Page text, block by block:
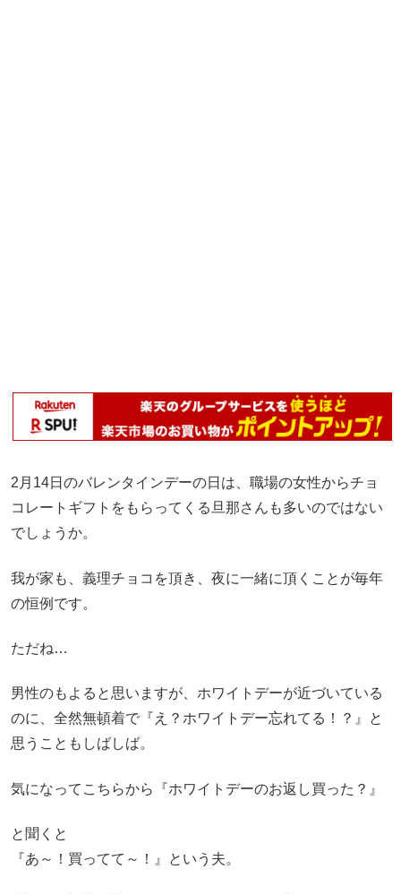
2月14日のバレンタインデーの日は、職場の女性からチョ
コレートギフトをもらってくる旦那さんも多いのではない
でしょうか。
我が家も、義理チョコを頂き、夜に一緒に頂くことが毎年
の恒例です。
ただね…
男性のもよると思いますが、ホワイトデーが近づいている
のに、全然無頓着で『え？ホワイトデー忘れてる！？』と
思うこともしばしば。
気になってこちらから『ホワイトデーのお返し買った？』
と聞くと
『あ～！買ってて～！』という夫。